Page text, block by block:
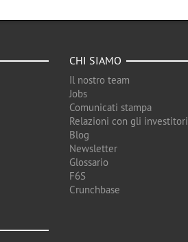
CHI SIAMO
Il nostro team
Jobs
Comunicati stampa
Relazioni con gli investitori
Blog
Newsletter
Glossario
F6S
Crunchbase